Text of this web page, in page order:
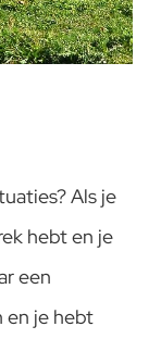
Als je
hebt en je
een
en je hebt